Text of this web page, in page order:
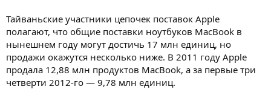
Тайваньские участники цепочек поставок Apple
полагают, что общие поставки ноутбуков MacBook в
нынешнем году могут достичь 17 млн единиц, но
продажи окажутся несколько ниже. В 2011 году Apple
продала 12,88 млн продуктов MacBook, а за первые три
четверти 2012-го — 9,78 млн единиц.